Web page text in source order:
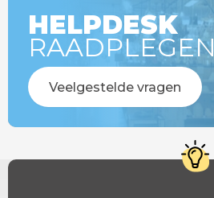
HELPDESK
RAADPLEGEN
Veelgestelde vragen